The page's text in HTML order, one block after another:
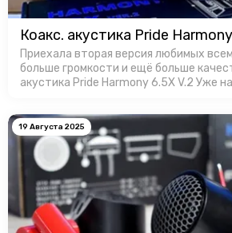
Коакс. акустика Pride
Приехала вторая версия любимых
больше громкости и ещё больше качества.
акустика Pride Harmony 6.5X V.2 Уже на полках и доступны
19 Августа 2025